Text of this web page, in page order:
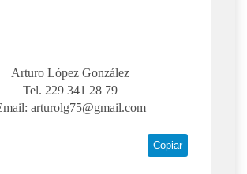
Arturo López González
Tel. 229 341 28 79
arturolg75@gmail.com
Copiar